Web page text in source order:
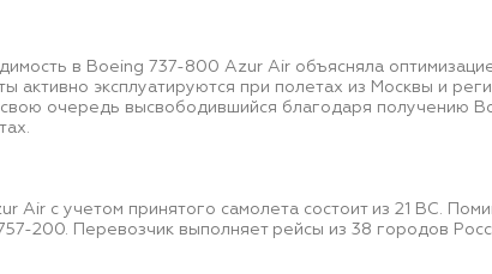
в Boeing 737-800 Azur Air объясняла
активно эксплуатируются при полетах из Москвы и
очередь высвободившийся благодаря получению
Air с учетом принятого самолета состоит из 21 ВС.
200. Перевозчик выполняет рейсы из 38 городов